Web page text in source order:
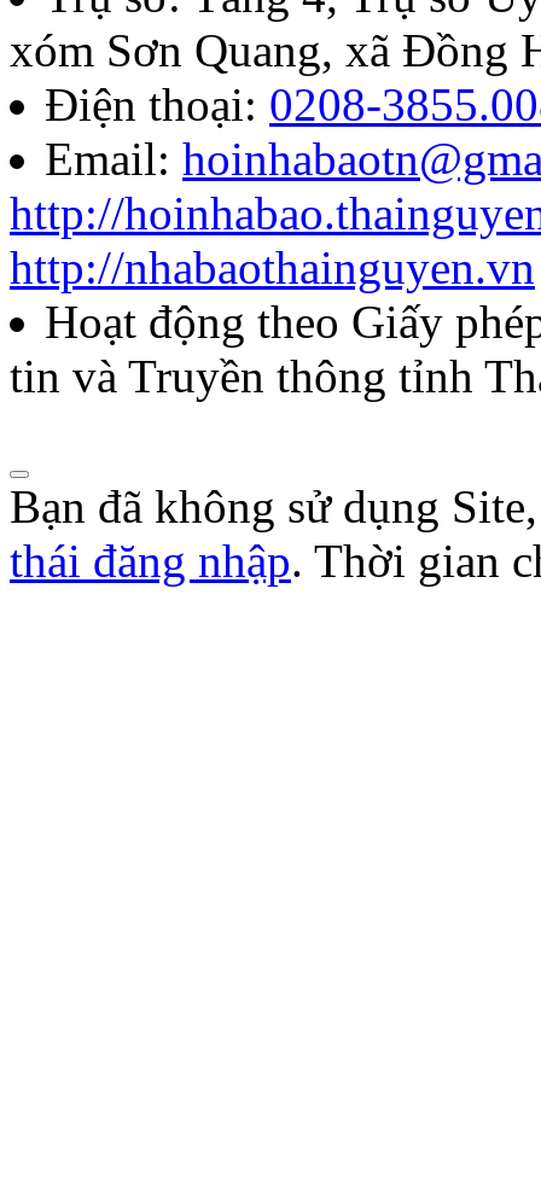
báo chí Huỳnh Thúc
năm 2026
Lượt xem:285 | lượt tải:104
85/QĐ-HNB
Quyết định về việc công
năm 2026 của Hội Nhà
xóm Sơn Quang, xã Đồng
Điện thoại: 0208-
Email:
http://
http://nhabaothainguyen.vn
Hoạt động theo Giấy
tin và Truyền thông tỉnh
Bạn đã không sử dụng
thái đăng nhập. Thời gian